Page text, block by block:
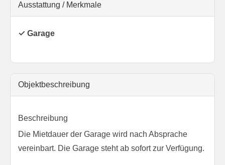
Ausstattung / Merkmale
✓ Garage
Objekt­beschreibung
Beschreibung
Die Mietdauer der Garage wird nach Absprache
vereinbart. Die Garage steht ab sofort zur Verfügung.